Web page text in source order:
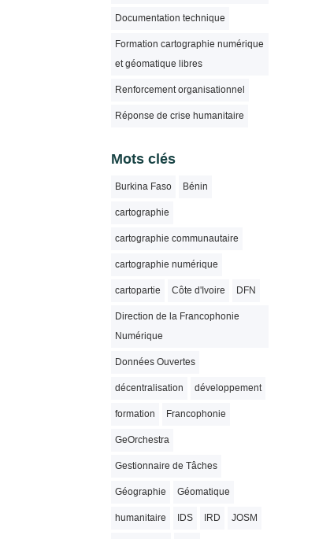
Documentation technique
Formation cartographie numérique
et géomatique libres
Renforcement organisationnel
Réponse de crise humanitaire
Mots clés
Burkina Faso Bénin
cartographie
cartographie communautaire
cartographie numérique
cartopartie Côte d'Ivoire DFN
Direction de la Francophonie
Numérique
Données Ouvertes
décentralisation développement
formation Francophonie
GeOrchestra
Gestionnaire de Tâches
Géographie Géomatique
humanitaire IDS IRD JOSM